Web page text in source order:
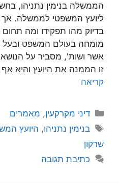
הממשלה בנימין נתניהו,
ליועץ המשפטי לממשלה. אך
בדיוק מהו תפקידו ומה תחום
מומחה בעולם המשפט ובעל
אשר ושות', מסביר על
זו הממנה את היועץ והיא
קריאה
קטגוריות
דיני מקרקעין, מאמרים
תגיות
בנימין נתניהו, היועץ
שרקון
כתיבת תגובה